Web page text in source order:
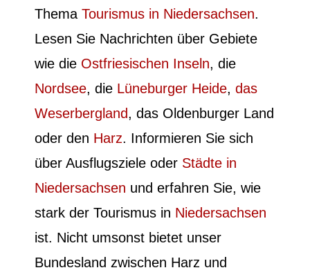
Thema Tourismus in Niedersachsen.
Lesen Sie Nachrichten über Gebiete
wie die Ostfriesischen Inseln, die
Nordsee, die Lüneburger Heide, das
Weserbergland, das Oldenburger Land
oder den Harz. Informieren Sie sich
über Ausflugsziele oder Städte in
Niedersachsen und erfahren Sie, wie
stark der Tourismus in Niedersachsen
ist. Nicht umsonst bietet unser
Bundesland zwischen Harz und